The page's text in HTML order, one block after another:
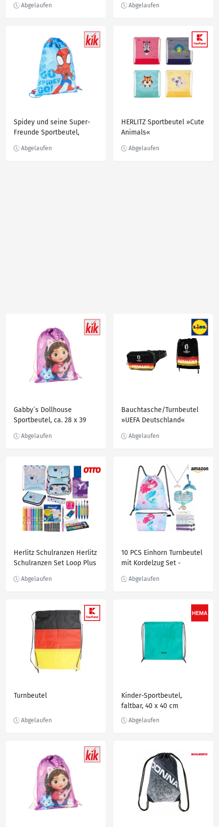
Spidey und seine Super-
Freunde Sportbeutel,
cm, blau/rot
HERLITZ Sportbeutel »Cute
Animals«
Gabby´s Dollhouse
Sportbeutel, ca. 28 x 39
Bauchtasche/Turnbeutel
»UEFA Deutschland«
Herlitz Schulranzen Herlitz
Schulranzen Set Loop Plus
2023 Mädchen
10 PCS Einhorn Turnbeutel
mit Kordelzug Set -
Turnbeutel
Kinder-Sportbeutel,
faltbar, 40 x 40 cm